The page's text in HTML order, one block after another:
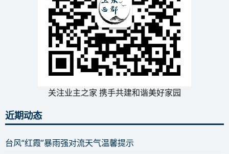
关注业主之家 携手共建和谐美好家园
近期动态
台风“红霞”暴雨强对流天气温馨提示